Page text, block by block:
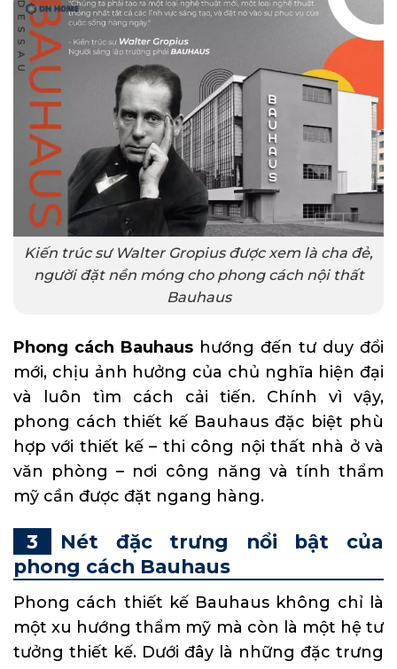
Kiến trúc sư Walter Gropius được xem là cha đẻ,
người đặt nền móng cho phong cách nội thất
Bauhaus
Phong cách Bauhaus hướng đến tư duy đổi
mới, chịu ảnh hưởng của chủ nghĩa hiện đại
và luôn tìm cách cải tiến. Chính vì vậy,
phong cách thiết kế Bauhaus đặc biệt phù
hợp với thiết kế – thi công nội thất nhà ở và
văn phòng – nơi công năng và tính thẩm
mỹ cần được đặt ngang hàng.
Nét đặc trưng nổi bật của
phong cách Bauhaus
Phong cách thiết kế Bauhaus không chỉ là
một xu hướng thẩm mỹ mà còn là một hệ tư
tưởng thiết kế. Dưới đây là những đặc trưng